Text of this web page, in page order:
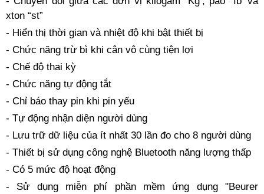
xton “st”
- Hiển thị thời gian và nhiệt độ khi bật thiết bị
- Chức năng trừ bì khi cân vô cùng tiện lợi
- Chế độ thai kỳ
- Chức năng tự động tắt
- Chỉ báo thay pin khi pin yếu
- Tự động nhận diện người dùng
- Lưu trữ dữ liệu của ít nhất 30 lần đo cho 8 người dùng
- Thiết bị sử dụng công nghệ Bluetooth năng lượng thấp
- Có 5 mức độ hoạt động
- Sử dụng miễn phí phần mềm ứng dụng "Beurer